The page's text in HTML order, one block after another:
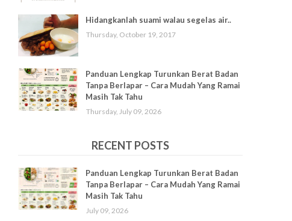
Hidangkanlah suami walau segelas air..
Thursday, October 19, 2017
Panduan Lengkap Turunkan Berat Badan
Tanpa Berlapar – Cara Mudah Yang Ramai
Masih Tak Tahu
Thursday, July 09, 2026
RECENT POSTS
Panduan Lengkap Turunkan Berat Badan
Tanpa Berlapar – Cara Mudah Yang Ramai
Masih Tak Tahu
July 09, 2026